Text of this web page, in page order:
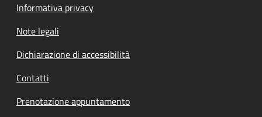
Informativa privacy
Note legali
Dichiarazione di accessibilità
Contatti
Prenotazione appuntamento